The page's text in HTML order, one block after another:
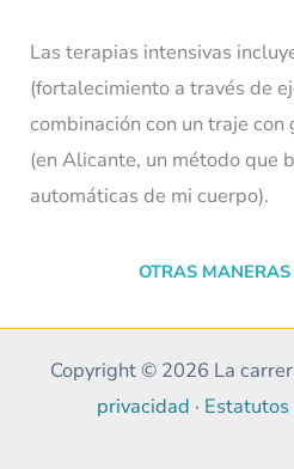
Las terapias intensivas
(fortalecimiento a través de
combinación con un traje con
(en Alicante, un método que
automáticas de mi cuerpo).
OTRAS
Copyright © 2026 La
privacidad ·